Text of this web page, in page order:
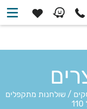
/ שולחנות מתקפלים